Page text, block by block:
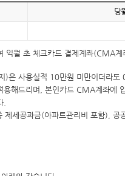
당
익월 초 체크카드 결제계좌(CMA
은 사용실적 10만원 미만이더라
해드리며, 본인카드 CMA계좌에
.
세공과금(아파트관리비 포함), 공